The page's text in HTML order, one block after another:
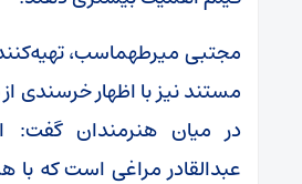
مجتبی میرطهماسب،
مستند نیز با اظهار خرسندی
در میان هنرمندان گفت:
عبدالقادر مراغی است که